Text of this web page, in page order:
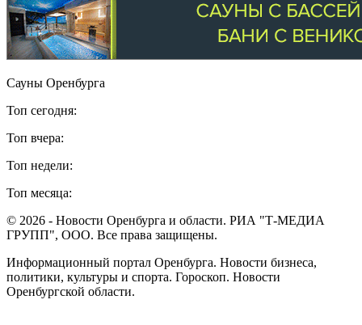
Сауны Оренбурга
Топ сегодня:
Топ вчера:
Топ недели:
Топ месяца:
© 2026 - Новости Оренбурга и области. РИА "Т-МЕДИА
ГРУПП", ООО. Все права защищены.
Информационный портал Оренбурга. Новости бизнеса,
политики, культуры и спорта. Гороскоп. Новости
Оренбургской области.